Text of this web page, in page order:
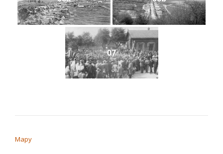
07
Mapy